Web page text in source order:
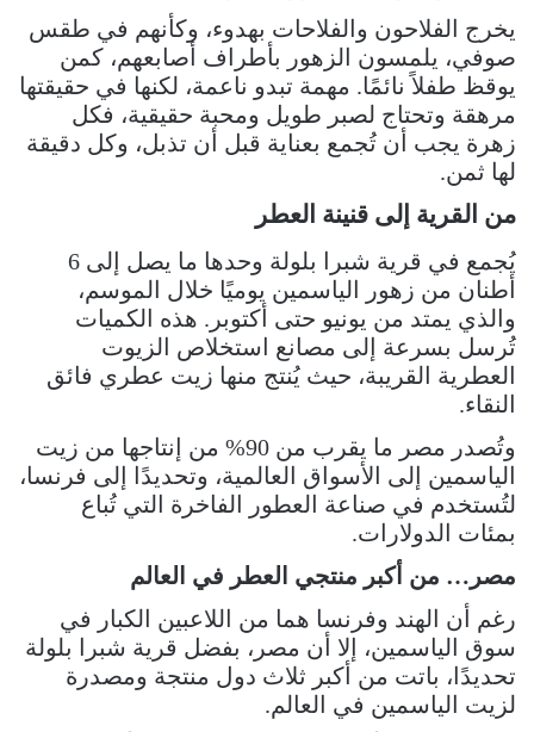
يخرج الفلاحون والفلاحات بهدوء، وكأنهم في طقس
صوفي، يلمسون الزهور بأطراف أصابعهم، كمن
يوقظ طفلاً نائمًا. مهمة تبدو ناعمة، لكنها في حقيقتها
مرهقة وتحتاج لصبر طويل ومحبة حقيقية، فكل
زهرة يجب أن تُجمع بعناية قبل أن تذبل، وكل دقيقة
لها ثمن.
من القرية إلى قنينة العطر
يُجمع في قرية شبرا بلولة وحدها ما يصل إلى 6
أطنان من زهور الياسمين يوميًا خلال الموسم،
والذي يمتد من يونيو حتى أكتوبر. هذه الكميات
تُرسل بسرعة إلى مصانع استخلاص الزيوت
العطرية القريبة، حيث يُنتج منها زيت عطري فائق
النقاء.
وتُصدر مصر ما يقرب من 90% من إنتاجها من زيت
الياسمين إلى الأسواق العالمية، وتحديدًا إلى فرنسا،
لتُستخدم في صناعة العطور الفاخرة التي تُباع
بمئات الدولارات.
مصر… من أكبر منتجي العطر في العالم
رغم أن الهند وفرنسا هما من اللاعبين الكبار في
سوق الياسمين، إلا أن مصر، بفضل قرية شبرا بلولة
تحديدًا، باتت من أكبر ثلاث دول منتجة ومصدرة
لزيت الياسمين في العالم.